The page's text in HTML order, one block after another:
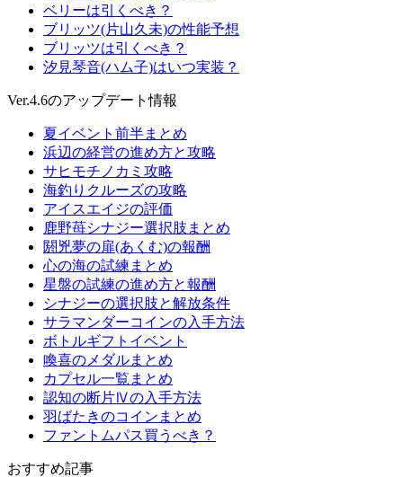
ベリーは引くべき？
ブリッツ(片山久未)の性能予想
ブリッツは引くべき？
汐見琴音(ハム子)はいつ実装？
Ver.4.6のアップデート情報
夏イベント前半まとめ
浜辺の経営の進め方と攻略
サヒモチノカミ攻略
海釣りクルーズの攻略
アイスエイジの評価
鹿野苺シナジー選択肢まとめ
閼兇夢の扉(あくむ)の報酬
心の海の試練まとめ
星盤の試練の進め方と報酬
シナジーの選択肢と解放条件
サラマンダーコインの入手方法
ボトルギフトイベント
喚喜のメダルまとめ
カプセル一覧まとめ
認知の断片Ⅳの入手方法
羽ばたきのコインまとめ
ファントムパス買うべき？
おすすめ記事